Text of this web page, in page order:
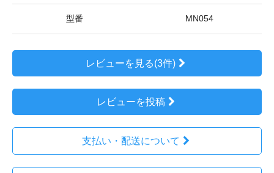
型番 MN054
レビューを見る(3件)
レビューを投稿
支払い・配送について